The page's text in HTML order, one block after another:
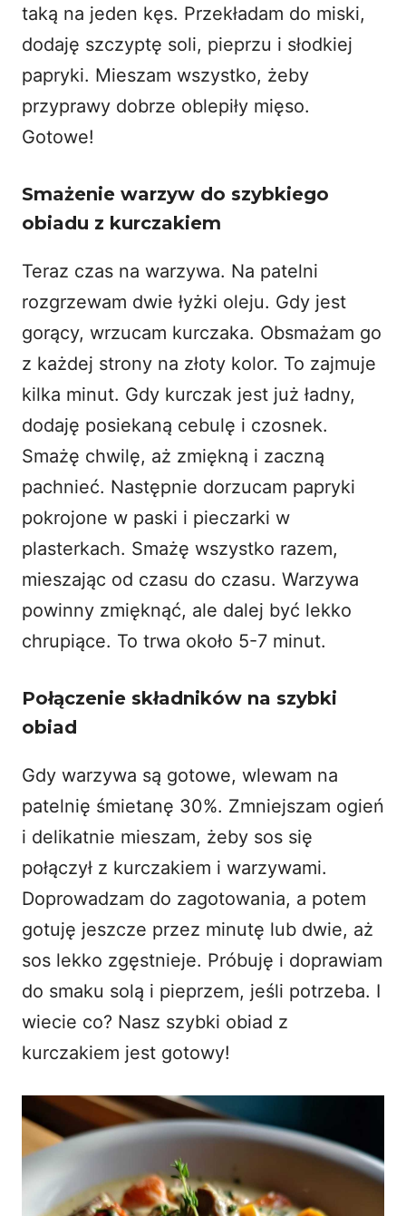
taką na jeden kęs. Przekładam do miski,
dodaję szczyptę soli, pieprzu i słodkiej
papryki. Mieszam wszystko, żeby
przyprawy dobrze oblepiły mięso.
Gotowe!
Smażenie warzyw do szybkiego
obiadu z kurczakiem
Teraz czas na warzywa. Na patelni
rozgrzewam dwie łyżki oleju. Gdy jest
gorący, wrzucam kurczaka. Obsmażam go
z każdej strony na złoty kolor. To zajmuje
kilka minut. Gdy kurczak jest już ładny,
dodaję posiekaną cebulę i czosnek.
Smażę chwilę, aż zmiękną i zaczną
pachnieć. Następnie dorzucam papryki
pokrojone w paski i pieczarki w
plasterkach. Smażę wszystko razem,
mieszając od czasu do czasu. Warzywa
powinny zmięknąć, ale dalej być lekko
chrupiące. To trwa około 5-7 minut.
Połączenie składników na szybki
obiad
Gdy warzywa są gotowe, wlewam na
patelnię śmietanę 30%. Zmniejszam ogień
i delikatnie mieszam, żeby sos się
połączył z kurczakiem i warzywami.
Doprowadzam do zagotowania, a potem
gotuję jeszcze przez minutę lub dwie, aż
sos lekko zgęstnieje. Próbuję i doprawiam
do smaku solą i pieprzem, jeśli potrzeba. I
wiecie co? Nasz szybki obiad z
kurczakiem jest gotowy!